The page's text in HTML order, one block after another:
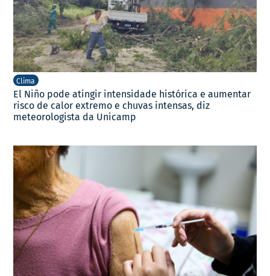
Clima
El Niño pode atingir intensidade histórica e aumentar
risco de calor extremo e chuvas intensas, diz
meteorologista da Unicamp